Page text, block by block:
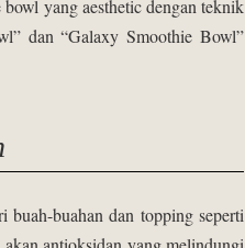
yang aesthetic dengan teknik
dan “Galaxy Smoothie Bowl”
buahan dan topping seperti